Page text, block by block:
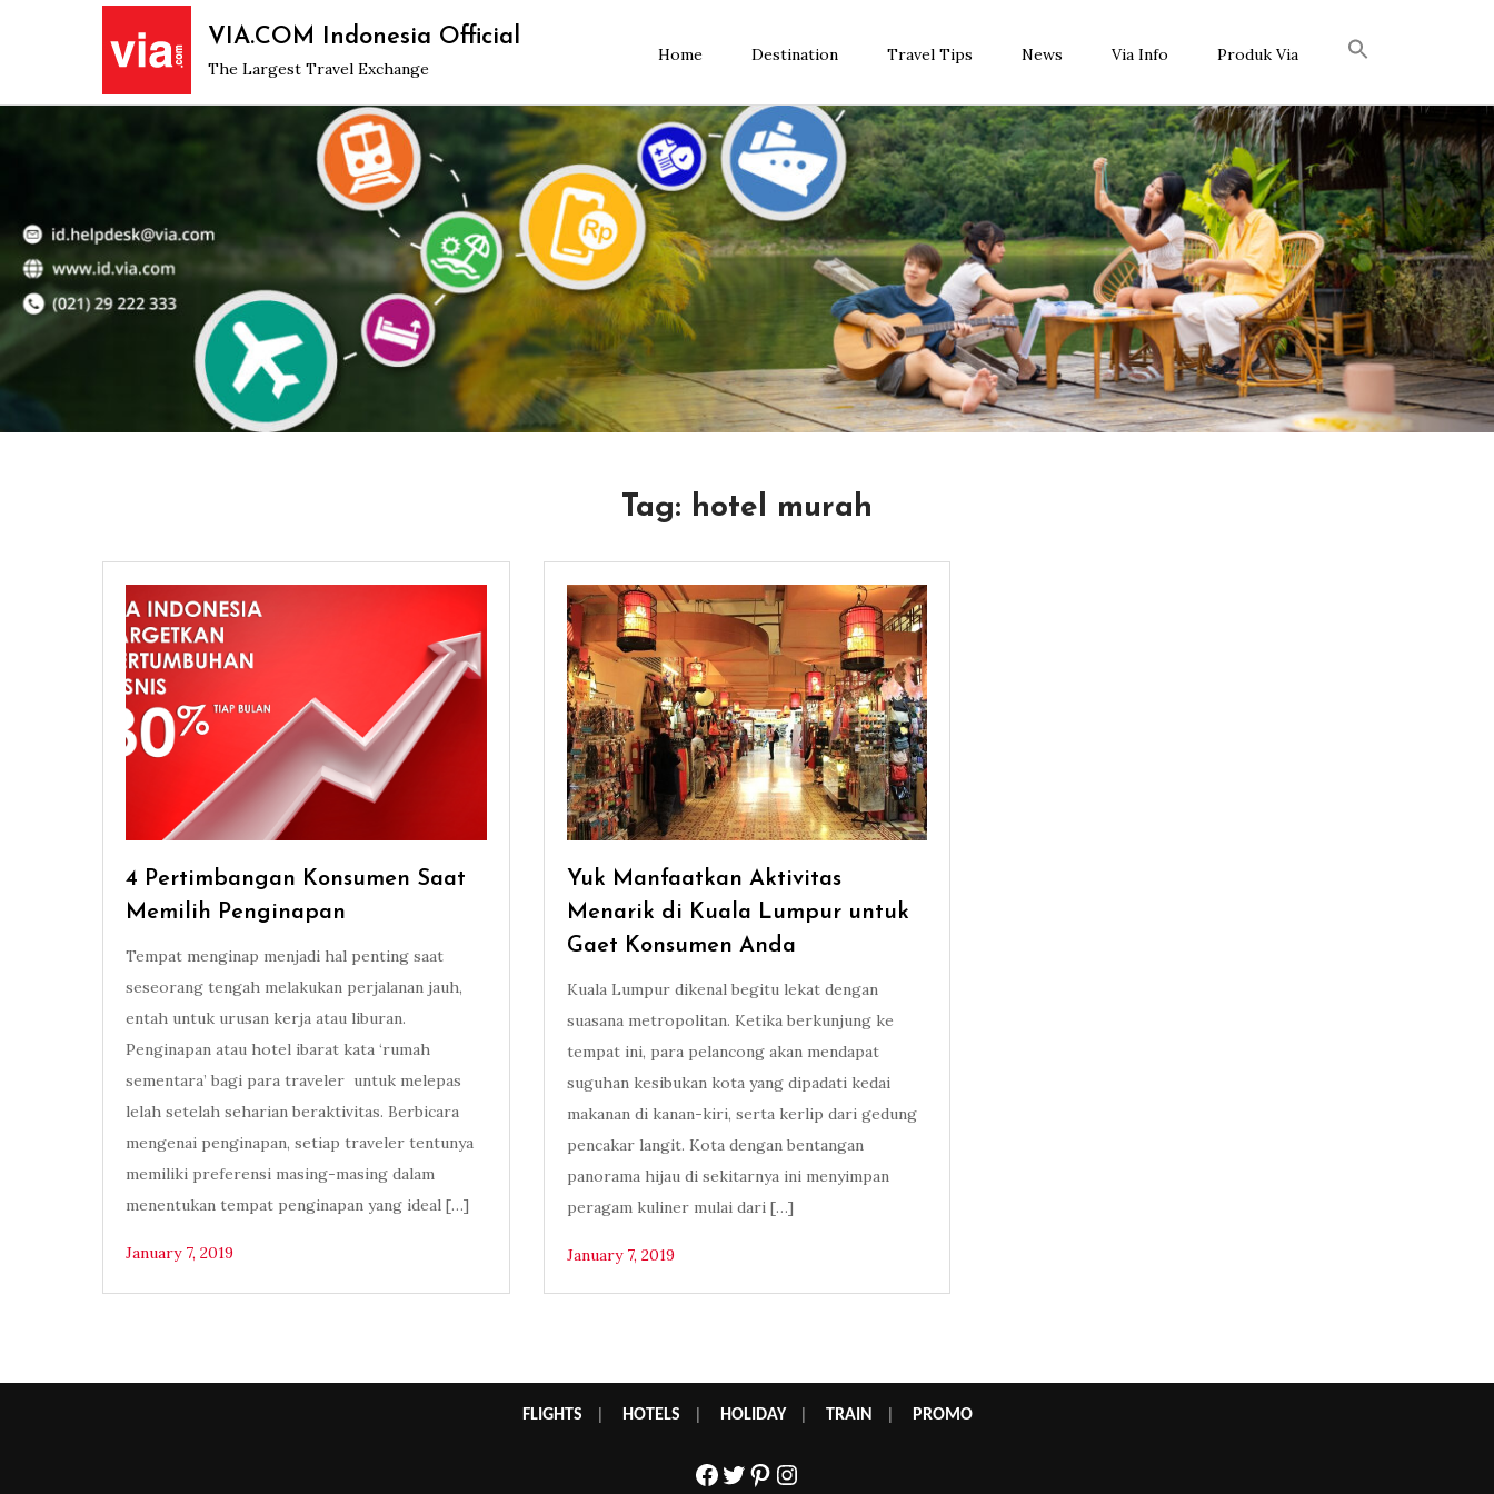
VIA.COM Indonesia Official
The Largest Travel Exchange
Home Destination Travel Tips News Via Info Produk Via
Tag: hotel murah
4 Pertimbangan Konsumen Saat
Memilih Penginapan
Tempat menginap menjadi hal penting saat
seseorang tengah melakukan perjalanan jauh,
entah untuk urusan kerja atau liburan.
Penginapan atau hotel ibarat kata ‘rumah
sementara’ bagi para traveler untuk melepas
lelah setelah seharian beraktivitas. Berbicara
mengenai penginapan, setiap traveler tentunya
memiliki preferensi masing-masing dalam
menentukan tempat penginapan yang ideal […]
January 7, 2019
Yuk Manfaatkan Aktivitas
Menarik di Kuala Lumpur untuk
Gaet Konsumen Anda
Kuala Lumpur dikenal begitu lekat dengan
suasana metropolitan. Ketika berkunjung ke
tempat ini, para pelancong akan mendapat
suguhan kesibukan kota yang dipadati kedai
makanan di kanan-kiri, serta kerlip dari gedung
pencakar langit. Kota dengan bentangan
panorama hijau di sekitarnya ini menyimpan
peragam kuliner mulai dari […]
January 7, 2019
FLIGHTS HOTELS HOLIDAY| TRAIN PROMO
Facebook
Twitter
Pinterest
Instagram